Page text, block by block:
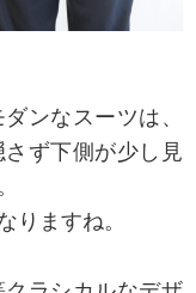
ンなスーツは、
ず下側が少し見
りますね。